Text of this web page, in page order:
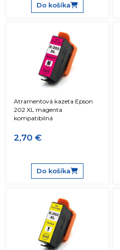
Do košíka
Atramentová kazeta Epson
202 XL magenta
kompatibilná
2,70 €
Do košíka